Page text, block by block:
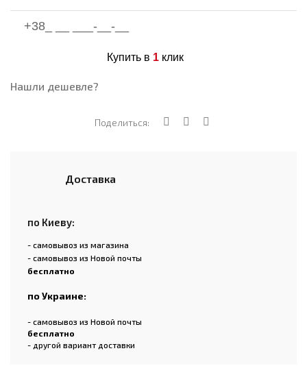
Купить в 1клик
Нашли дешевле?
Поделиться:
Доставка
по Киеву:
- самовывоз из магазина
- самовывоз из Новой почты
бесплатно
по Украине:
- самовывоз из Новой почты
бесплатно
- другой вариант доставки